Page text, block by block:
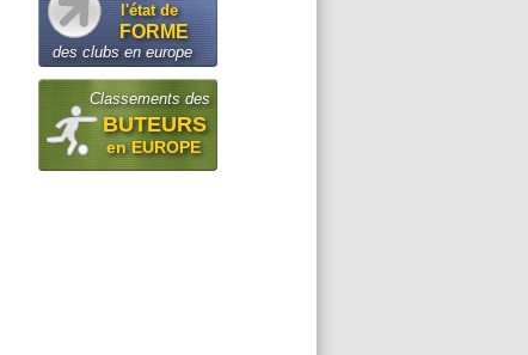
l'état de
FORME
des clubs en europe
Classements des
BUTEURS
en EUROPE